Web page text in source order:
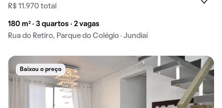
R$ 11.970 total
180 m² · 3 quartos · 2 vagas
Rua do Retiro, Parque do Colégio · Jundiaí
Baixou o preço